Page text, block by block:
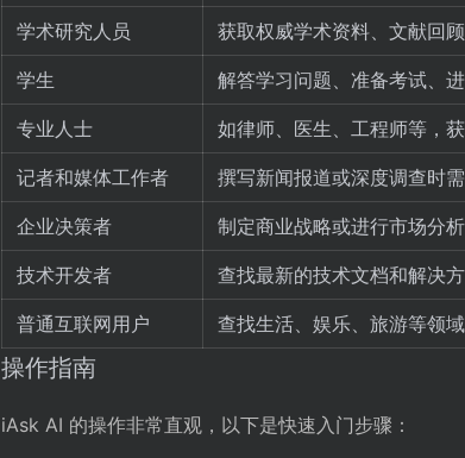
学术研究人员 获取权威学术资料、文献回
学生 解答学习问题、准备考试、
专业人士 如律师、医生、工程师等，
记者和媒体工作者 撰写新闻报道或深度调查时
企业决策者 制定商业战略或进行市场分
技术开发者 查找最新的技术文档和解决
普通互联网用户 查找生活、娱乐、旅游等领
操作指南
iAsk AI 的操作非常直观，以下是快速入门步骤：